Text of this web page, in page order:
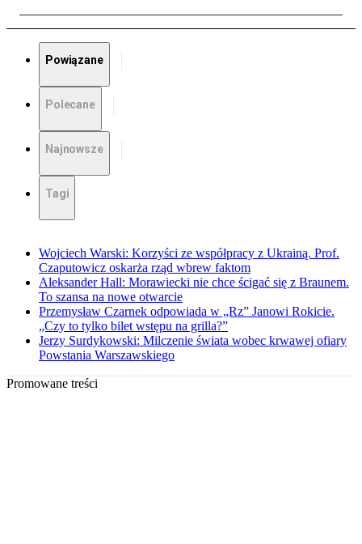
Powiązane
Polecane
Najnowsze
Tagi
Wojciech Warski: Korzyści ze współpracy z Ukrainą. Prof.
Czaputowicz oskarża rząd wbrew faktom
Aleksander Hall: Morawiecki nie chce ścigać się z Braunem.
To szansa na nowe otwarcie
Przemysław Czarnek odpowiada w „Rz” Janowi Rokicie.
„Czy to tylko bilet wstępu na grilla?”
Jerzy Surdykowski: Milczenie świata wobec krwawej ofiary
Powstania Warszawskiego
Promowane treści